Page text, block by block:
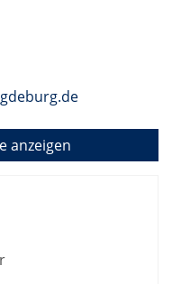
anzeigen